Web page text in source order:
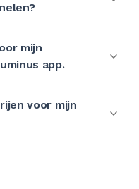
mijn
app.
voor mijn